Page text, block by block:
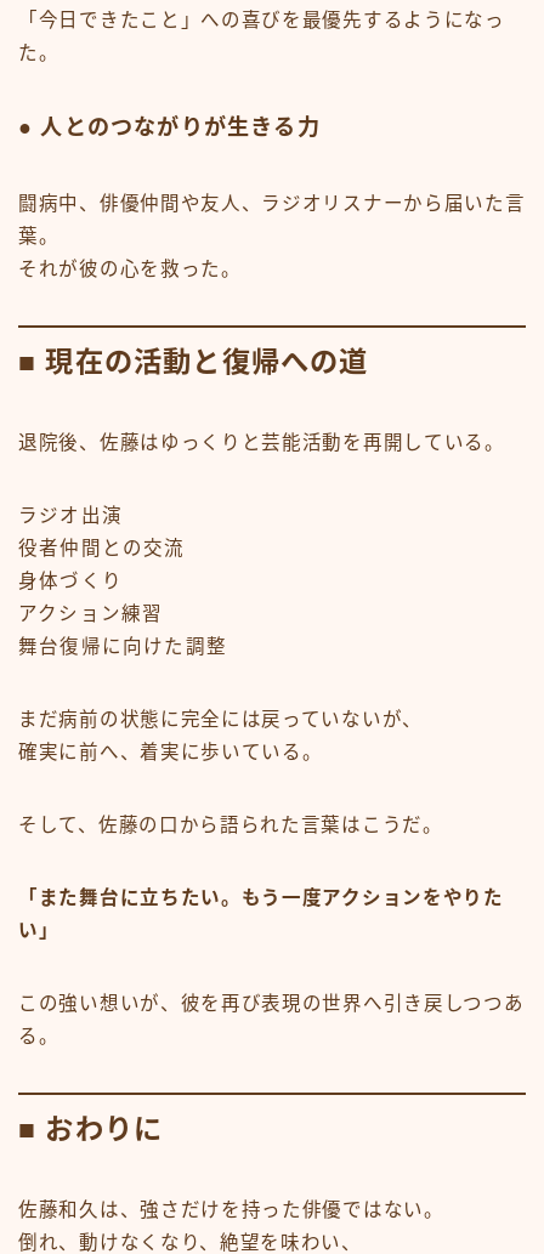
「今日できたこと」への喜びを最優先するようになっ
た。
● 人とのつながりが生きる力
闘病中、俳優仲間や友人、ラジオリスナーから届いた言
葉。
それが彼の心を救った。
■ 現在の活動と復帰への道
退院後、佐藤はゆっくりと芸能活動を再開している。
ラジオ出演
役者仲間との交流
身体づくり
アクション練習
舞台復帰に向けた調整
まだ病前の状態に完全には戻っていないが、
確実に前へ、着実に歩いている。
そして、佐藤の口から語られた言葉はこうだ。
「また舞台に立ちたい。もう一度アクションをやりた
い」
この強い想いが、彼を再び表現の世界へ引き戻しつつあ
る。
■ おわりに
佐藤和久は、強さだけを持った俳優ではない。
倒れ、動けなくなり、絶望を味わい、